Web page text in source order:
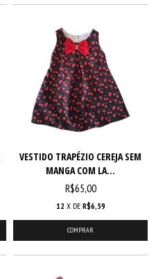
VESTIDO TRAPÉZIO CEREJA SEM
MANGA COM LA...
R$65,00
12 X DE R$6,59
COMPRAR